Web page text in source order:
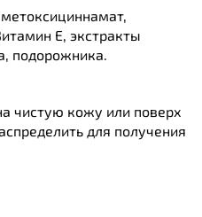
Е, экстракты
подорожника.
чистую кожу или поверх
для получения